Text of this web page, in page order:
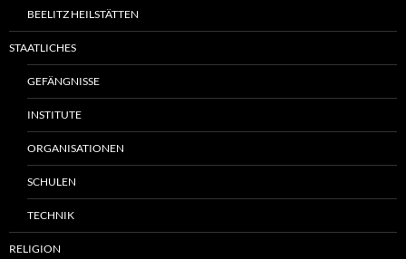
BEELITZ HEILSTÄTTEN
STAATLICHES
GEFÄNGNISSE
INSTITUTE
ORGANISATIONEN
SCHULEN
TECHNIK
RELIGION